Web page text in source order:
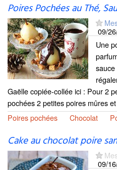
Poires Pochées au Thé,
09/
Une
Gaëlle copiée-collée ici : Pour 2
pochées 2 petites poires mûres
Poires pochées
Chocolat
Cake au chocolat poire
09/